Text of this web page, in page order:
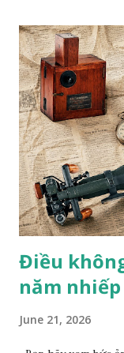
chụp nghệ nhân
Trần Việt Văn
Revie w (Pháp),
thi ảnh quốc tế lần
Fotografia Alicante
gia Việt Nam duy
liên tiếp. B.T
Điều
năm
June 21, 2026